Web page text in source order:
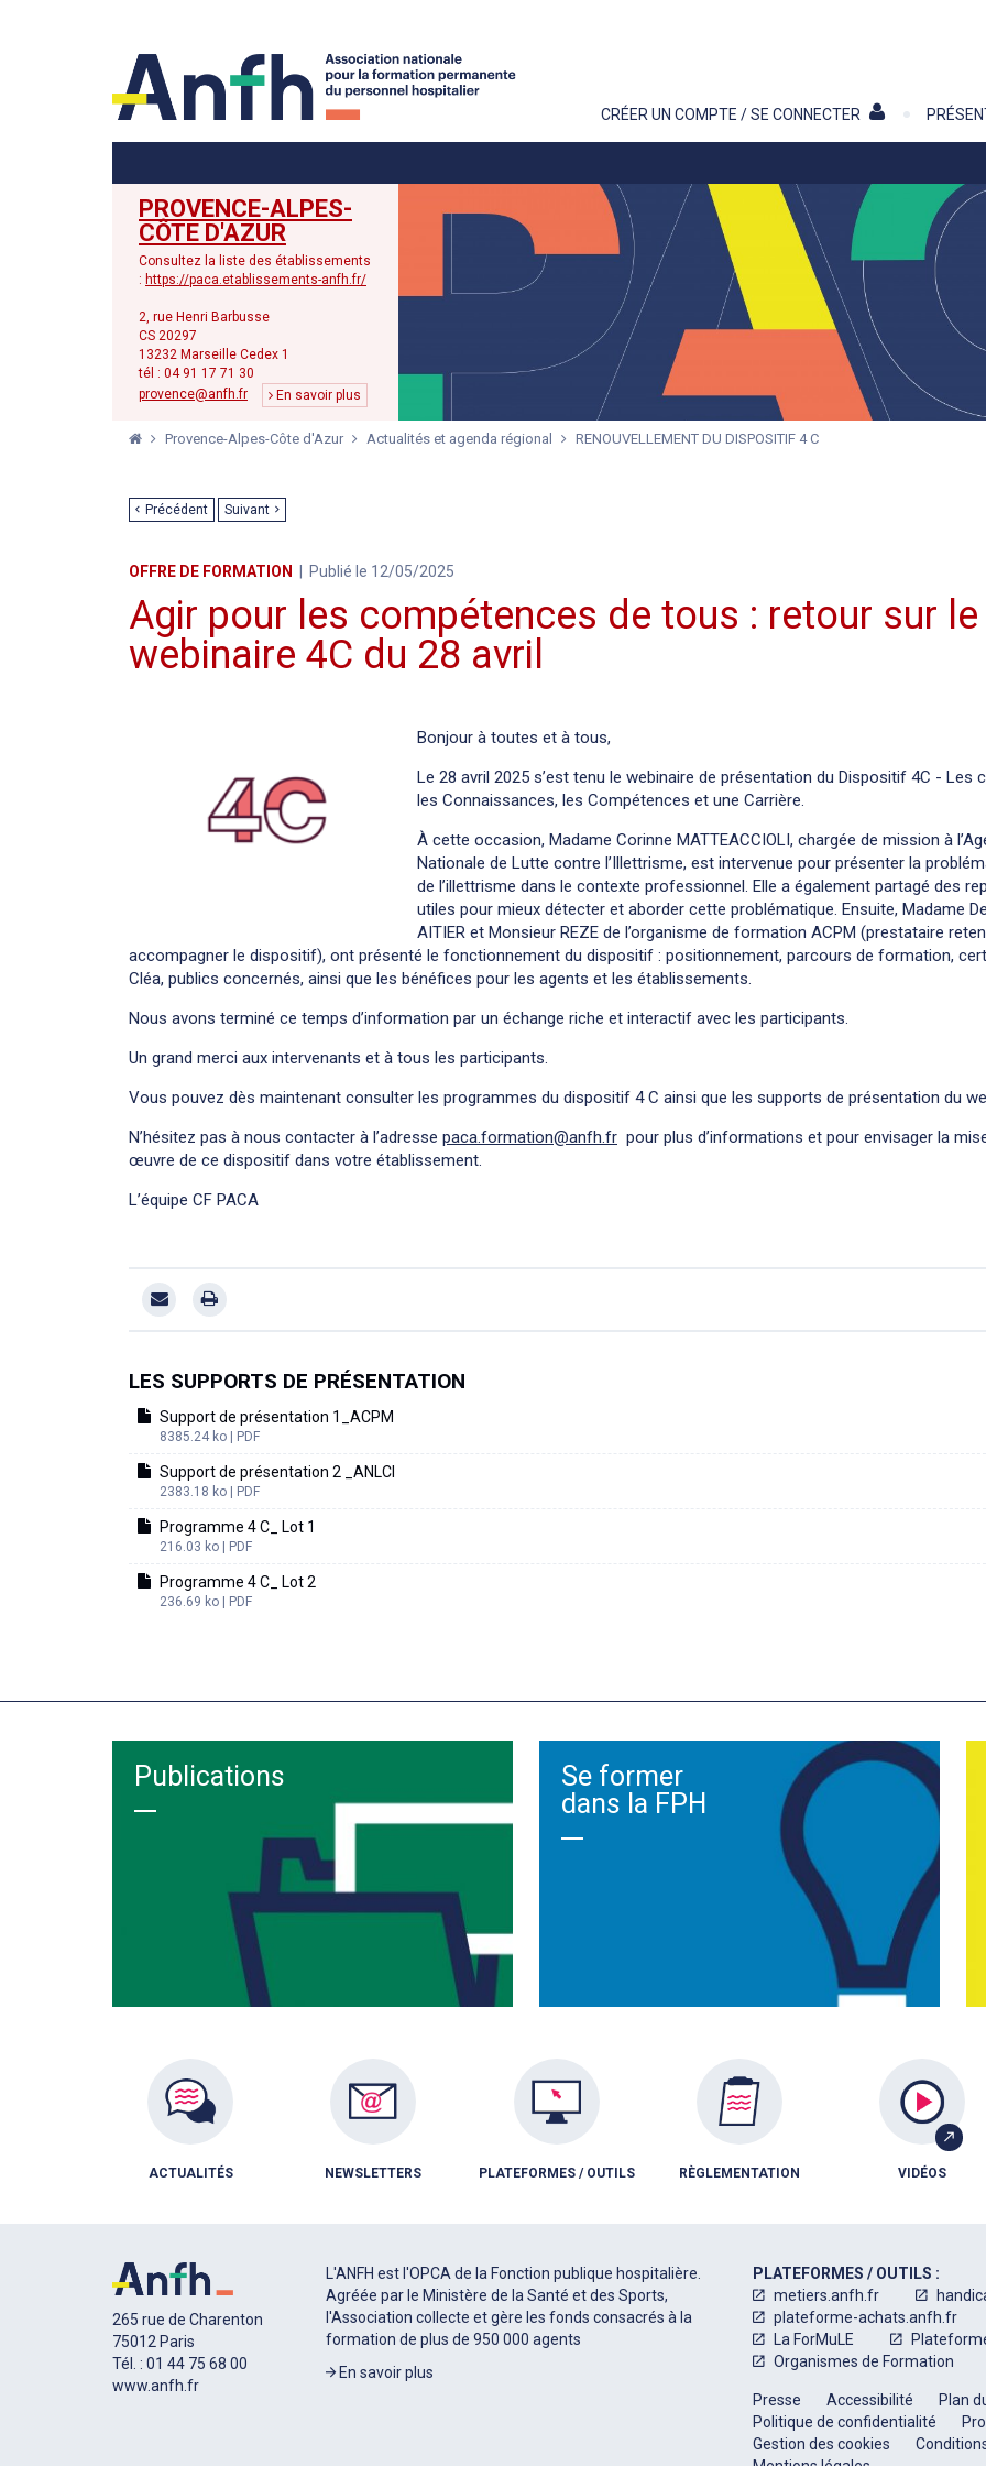
CRÉER UN COMPTE / SE CONNECTER
PROVENCE-ALPES-
CÔTE D'AZUR
Consultez la liste des établissements
: https://paca.etablissements-anfh.fr/
2, rue Henri Barbusse
CS 20297
13232 Marseille Cedex 1
tél : 04 91 17 71 30
provence@anfh.fr
En savoir plus
Provence-Alpes-Côte d'Azur Actualités et agenda régional RENOUVELLEMENT DU DISPOSITIF 4 C
Précédent Suivant
OFFRE DE FORMATION Publié le 12/05/2025
Agir pour les compétences de tous : retour sur le
webinaire 4C du 28 avril
Bonjour à toutes et à tous,
Le 28 avril 2025 s’est tenu le webinaire de présentation du Dispositif 4C - Les
les Connaissances, les Compétences et une Carrière.
À cette occasion, Madame Corinne MATTEACCIOLI, chargée de mission à
Nationale de Lutte contre l’Illettrisme, est intervenue pour présenter la
de l’illettrisme dans le contexte professionnel. Elle a également partagé des
utiles pour mieux détecter et aborder cette problématique. Ensuite, Madame
AITIER et Monsieur REZE de l’organisme de formation ACPM (prestataire
accompagner le dispositif), ont présenté le fonctionnement du dispositif : positionnement, parcours de formation,
Cléa, publics concernés, ainsi que les bénéfices pour les agents et les établissements.
Nous avons terminé ce temps d’information par un échange riche et interactif avec les participants.
Un grand merci aux intervenants et à tous les participants.
Vous pouvez dès maintenant consulter les programmes du dispositif 4 C ainsi que les supports de présentation du
N’hésitez pas à nous contacter à l’adresse paca.formation@anfh.fr pour plus d’informations et pour envisager la
œuvre de ce dispositif dans votre établissement.
L’équipe CF PACA
LES SUPPORTS DE PRÉSENTATION
Support de présentation 1_ACPM
8385.24 ko | PDF
Support de présentation 2 _ANLCI
2383.18 ko | PDF
Programme 4 C_ Lot 1
216.03 ko | PDF
Programme 4 C_ Lot 2
236.69 ko | PDF
Publications
Se former
dans la FPH
ACTUALITÉS NEWSLETTERS PLATEFORMES / OUTILS RÈGLEMENTATION VIDÉOS
265 rue de Charenton
75012 Paris
Tél. : 01 44 75 68 00
www.anfh.fr
L'ANFH est l'OPCA de la Fonction publique hospitalière.
Agréée par le Ministère de la Santé et des Sports,
l'Association collecte et gère les fonds consacrés à la
formation de plus de 950 000 agents
En savoir plus
PLATEFORMES / OUTILS :
metiers.anfh.fr
plateforme-achats.anfh.fr
La ForMuLE
Organismes de Formation
Presse Accessibilité Plan
Politique de confidentialité
Gestion des cookies